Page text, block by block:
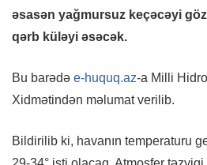
əsasən yağmursuz keçəcəyi
qərb küləyi əsəcək.
Bu barədə e-huquq.az-a Milli
Xidmətindən məlumat verilib.
Bildirilib ki, havanın temperaturu